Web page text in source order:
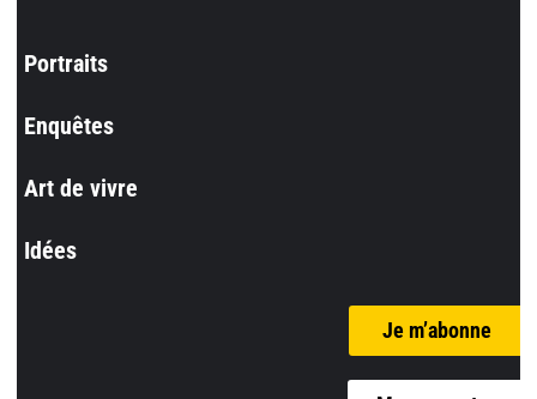
Portraits
Enquêtes
Art de vivre
Idées
Je m’abonne